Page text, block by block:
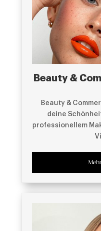
Beauty &
Beauty &
deine
professionellem